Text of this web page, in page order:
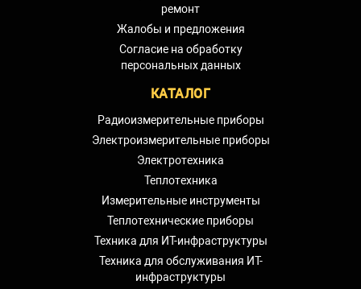
ремонт
Жалобы и предложения
Согласие на обработку
персональных данных
КАТАЛОГ
Радиоизмерительные приборы
Электроизмерительные приборы
Электротехника
Теплотехника
Измерительные инструменты
Теплотехнические приборы
Техника для ИТ-инфраструктуры
Техника для обслуживания ИТ-
инфраструктуры